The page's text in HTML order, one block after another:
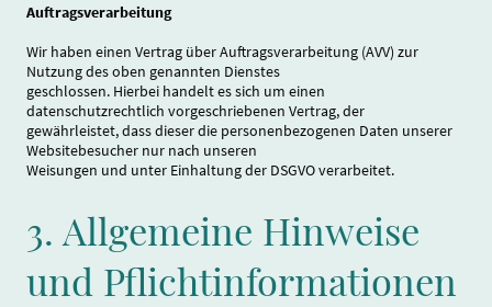
Auftragsverarbeitung
Wir haben einen Vertrag über Auftragsverarbeitung (AVV) zur
Nutzung des oben genannten Dienstes
geschlossen. Hierbei handelt es sich um einen
datenschutzrechtlich vorgeschriebenen Vertrag, der
gewährleistet, dass dieser die personenbezogenen Daten unserer
Websitebesucher nur nach unseren
Weisungen und unter Einhaltung der DSGVO verarbeitet.
3. Allgemeine Hinweise
und Pflichtinformationen